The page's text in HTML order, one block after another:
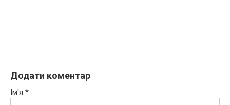
Додати коментар
Ім'я *